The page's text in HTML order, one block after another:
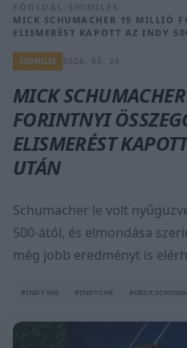
FŐOLDAL 500MILES
MICK SCHUMACHER 15 MILLIÓ
ELISMERÉST KAPOTT AZ INDY
500MILES
MICK
FORINTNYI
ELISMERÉST
UTÁN
Schumacher le volt
500-ától, és elmondása
még jobb eredményt is
#INDY 500 #INDYCAR #MICK